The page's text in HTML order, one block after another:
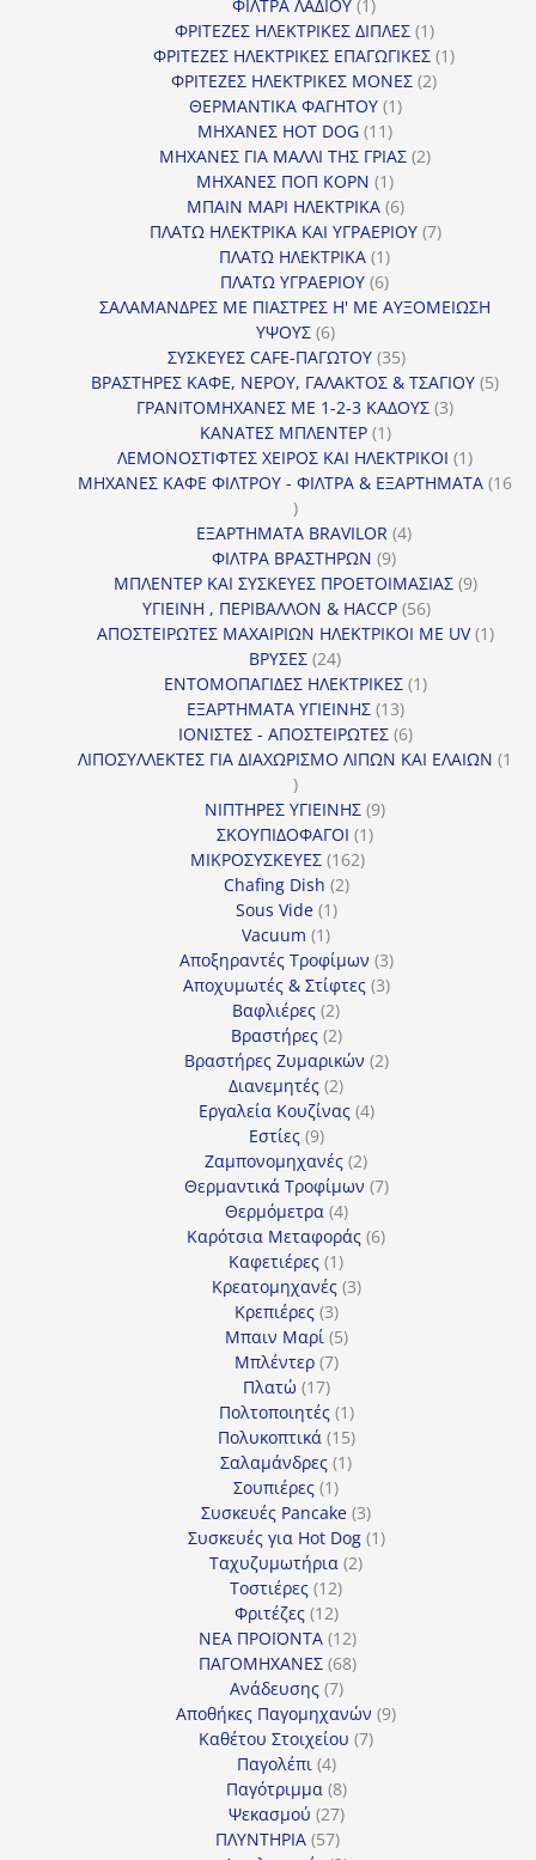
ΦΙΛΤΡΑ ΛΑΔΙΟΥ 1
προϊόν
ΦΡΙΤΕΖΕΣ ΗΛΕΚΤΡΙΚΕΣ ΔΙΠΛΕΣ 11
προϊόν
ΦΡΙΤΕΖΕΣ ΗΛΕΚΤΡΙΚΕΣ ΕΠΑΓΩΓΙΚΕΣ 11
ΦΡΙΤΕΖΕΣ ΗΛΕΚΤΡΙΚΕΣ ΜΟΝΕΣ 22
ΘΕΡΜΑΝΤΙΚΑ ΦΑΓΗΤΟΥ 11
ΜΗΧΑΝΕΣ HOT DOG 1111
προϊόντα
ΜΗΧΑΝΕΣ ΓΙΑ ΜΑΛΛΙ ΤΗΣ ΓΡΙΑΣ 22
ΜΗΧΑΝΕΣ ΠΟΠ ΚΟΡΝ 11
προϊόν
ΜΠΑΙΝ ΜΑΡΙ ΗΛΕΚΤΡΙΚΑ 66
προϊόντα
ΠΛΑΤΩ ΗΛΕΚΤΡΙΚΑ ΚΑΙ ΥΓΡΑΕΡΙΟΥ 77
ΠΛΑΤΩ ΗΛΕΚΤΡΙΚΑ 11
προϊόν
ΠΛΑΤΩ ΥΓΡΑΕΡΙΟΥ 66
προϊόντα
ΣΑΛΑΜΑΝΔΡΕΣ ΜΕ ΠΙΑΣΤΡΕΣ Η' ΜΕ ΑΥΞΟΜΕΙΩΣΗ
ΥΨΟΥΣ 66
προϊόντα
ΣΥΣΚΕΥΕΣ CAFE-ΠΑΓΩΤΟΥ 3535
προϊόντα
ΒΡΑΣΤΗΡΕΣ ΚΑΦΕ, ΝΕΡΟΥ, ΓΑΛΑΚΤΟΣ & ΤΣΑΓΙΟΥ 55
ΓΡΑΝΙΤΟΜΗΧΑΝΕΣ ΜΕ 1-2-3 ΚΑΔΟΥΣ 33
ΚΑΝΑΤΕΣ ΜΠΛΕΝΤΕΡ 11
προϊόν
ΛΕΜΟΝΟΣΤΙΦΤΕΣ ΧΕΙΡΟΣ ΚΑΙ ΗΛΕΚΤΡΙΚΟΙ 11
προϊόν
ΜΗΧΑΝΕΣ ΚΑΦΕ ΦΙΛΤΡΟΥ - ΦΙΛΤΡΑ & ΕΞΑΡΤΗΜΑΤΑ 16
16
προϊόντα
ΕΞΑΡΤΗΜΑΤΑ BRAVILOR 44
ΦΙΛΤΡΑ ΒΡΑΣΤΗΡΩΝ 99
προϊόντα
ΜΠΛΕΝΤΕΡ ΚΑΙ ΣΥΣΚΕΥΕΣ ΠΡΟΕΤΟΙΜΑΣΙΑΣ 99
ΥΓΙΕΙΝΗ , ΠΕΡΙΒΑΛΛΟΝ & HACCP 5656
προϊόντα
ΑΠΟΣΤΕΙΡΩΤΕΣ ΜΑΧΑΙΡΙΩΝ ΗΛΕΚΤΡΙΚΟΙ ΜΕ UV 11
ΒΡΥΣΕΣ 2424
προϊόντα
ΕΝΤΟΜΟΠΑΓΙΔΕΣ ΗΛΕΚΤΡΙΚΕΣ 11
ΕΞΑΡΤΗΜΑΤΑ ΥΓΙΕΙΝΗΣ 1313
προϊόντα
ΙΟΝΙΣΤΕΣ - ΑΠΟΣΤΕΙΡΩΤΕΣ 66
προϊόντα
ΛΙΠΟΣΥΛΛΕΚΤΕΣ ΓΙΑ ΔΙΑΧΩΡΙΣΜΟ ΛΙΠΩΝ ΚΑΙ ΕΛΑΙΩΝ 1
1
προϊόν
ΝΙΠΤΗΡΕΣ ΥΓΙΕΙΝΗΣ 99
ΣΚΟΥΠΙΔΟΦΑΓΟΙ 11
ΜΙΚΡΟΣΥΣΚΕΥΕΣ 162162
Chafing Dish 22
Sous Vide 11
Vacuum 11
προϊόν
Αποξηραντές Τροφίμων 33
προϊόντα
Αποχυμωτές & Στίφτες 33
Βαφλιέρες 22
προϊόντα
Βραστήρες 22
προϊόντα
Βραστήρες Ζυμαρικών 22
Διανεμητές 22
προϊόντα
Εργαλεία Κουζίνας 44
Εστίες 99
προϊόντα
Ζαμπονομηχανές 22
προϊόντα
Θερμαντικά Τροφίμων 77
Θερμόμετρα 44
προϊόντα
Καρότσια Μεταφοράς 66
Καφετιέρες 11
προϊόν
Κρεατομηχανές 33
Κρεπιέρες 33
προϊόντα
Μπαιν Μαρί 55
Μπλέντερ 77
Πλατώ 1717
προϊόντα
Πολτοποιητές 11
προϊόν
Πολυκοπτικά 1515
προϊόντα
Σαλαμάνδρες 11
Σουπιέρες 11
προϊόν
Συσκευές Pancake 33
προϊόντα
Συσκευές για Hot Dog 11
Ταχυζυμωτήρια 22
Τοστιέρες 1212
προϊόντα
Φριτέζες 1212
προϊόντα
ΝΕΑ ΠΡΟΪΟΝΤΑ 1212
προϊόντα
ΠΑΓΟΜΗΧΑΝΕΣ 6868
Ανάδευσης 77
προϊόντα
Αποθήκες Παγομηχανών 99
Καθέτου Στοιχείου 77
Παγολέπι 44
προϊόντα
Παγότριμμα 88
προϊόντα
Ψεκασμού 2727
προϊόντα
ΠΛΥΝΤΗΡΙΑ 5757